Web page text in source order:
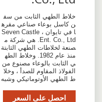
خلاط الطهي الثابت من سف
ن كاسل بوعاء صناعي مقره
ا في تايوان ، Seven Castle
Ent. Co., Ltd. هي شركة م
صنعة لخلاطات الطهي الثابتة
منذ عام 1982. وخلاط الطه
ي الثابت بالوعاء مصنوع من
الفولاذ المقاوم للصدأ ، وخلا
ط الطهي الأوتوماتيكي وشبه
احصل على السعر